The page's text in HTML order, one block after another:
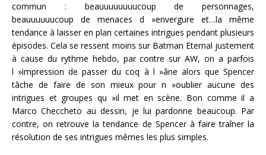
commun : beauuuuuuuucoup de personnages,
beauuuuuucoup de menaces d »envergure et…la même
tendance à laisser en plan certaines intrigues pendant plusieurs
épisodes. Cela se ressent moins sur Batman Eternal justement
à cause du rythme hebdo, par contre sur AW, on a parfois
l »impression de passer du coq à l »âne alors que Spencer
tâche de faire de son mieux pour n »oublier aucune des
intrigues et groupes qu »il met en scène. Bon comme il a
Marco Checcheto au dessin, je lui pardonne beaucoup. Par
contre, on retrouve la tendance de Spencer à faire traîner la
résolution de ses intrigues mêmes les plus simples.